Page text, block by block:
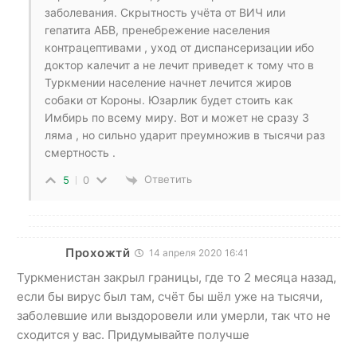
заболевания. Скрытность учёта от ВИЧ или
гепатита АБВ, пренебрежение населения
контрацептивами , уход от диспансеризации ибо
доктор калечит а не лечит приведет к тому что в
Туркмении население начнет лечится жиров
собаки от Короны. Юзарлик будет стоить как
Имбирь по всему миру. Вот и может не сразу 3
ляма , но сильно ударит преумножив в тысячи раз
смертность .
5 0 Ответить
Прохожтй 14 апреля 2020 16:41
Туркменистан закрыл границы, где то 2 месяца назад,
если бы вирус был там, счёт бы шёл уже на тысячи,
заболевшие или выздоровели или умерли, так что не
сходится у вас. Придумывайте получше